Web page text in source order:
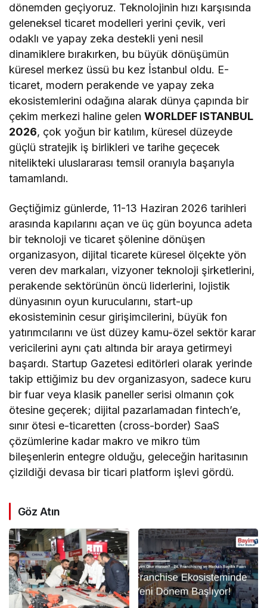
dönemden geçiyoruz. Teknolojinin hızı karşısında
geleneksel ticaret modelleri yerini çevik, veri
odaklı ve yapay zeka destekli yeni nesil
dinamiklere bırakırken, bu büyük dönüşümün
küresel merkez üssü bu kez İstanbul oldu. E-
ticaret, modern perakende ve yapay zeka
ekosistemlerini odağına alarak dünya çapında bir
çekim merkezi haline gelenWORLDEF ISTANBUL
2026, çok yoğun bir katılım, küresel düzeyde
güçlü stratejik iş birlikleri ve tarihe geçecek
nitelikteki uluslararası temsil oranıyla başarıyla
tamamlandı.
Geçtiğimiz günlerde, 11-13 Haziran 2026 tarihleri
arasında kapılarını açan ve üç gün boyunca adeta
bir teknoloji ve ticaret şölenine dönüşen
organizasyon, dijital ticarete küresel ölçekte yön
veren dev markaları, vizyoner teknoloji şirketlerini,
perakende sektörünün öncü liderlerini, lojistik
dünyasının oyun kurucularını, start-up
ekosisteminin cesur girişimcilerini, büyük fon
yatırımcılarını ve üst düzey kamu-özel sektör karar
vericilerini aynı çatı altında bir araya getirmeyi
başardı. Startup Gazetesi editörleri olarak yerinde
takip ettiğimiz bu dev organizasyon, sadece kuru
bir fuar veya klasik paneller serisi olmanın çok
ötesine geçerek; dijital pazarlamadan fintech’e,
sınır ötesi e-ticaretten (cross-border) SaaS
çözümlerine kadar makro ve mikro tüm
bileşenlerin entegre olduğu, geleceğin haritasının
çizildiği devasa bir ticari platform işlevi gördü.
Göz Atın